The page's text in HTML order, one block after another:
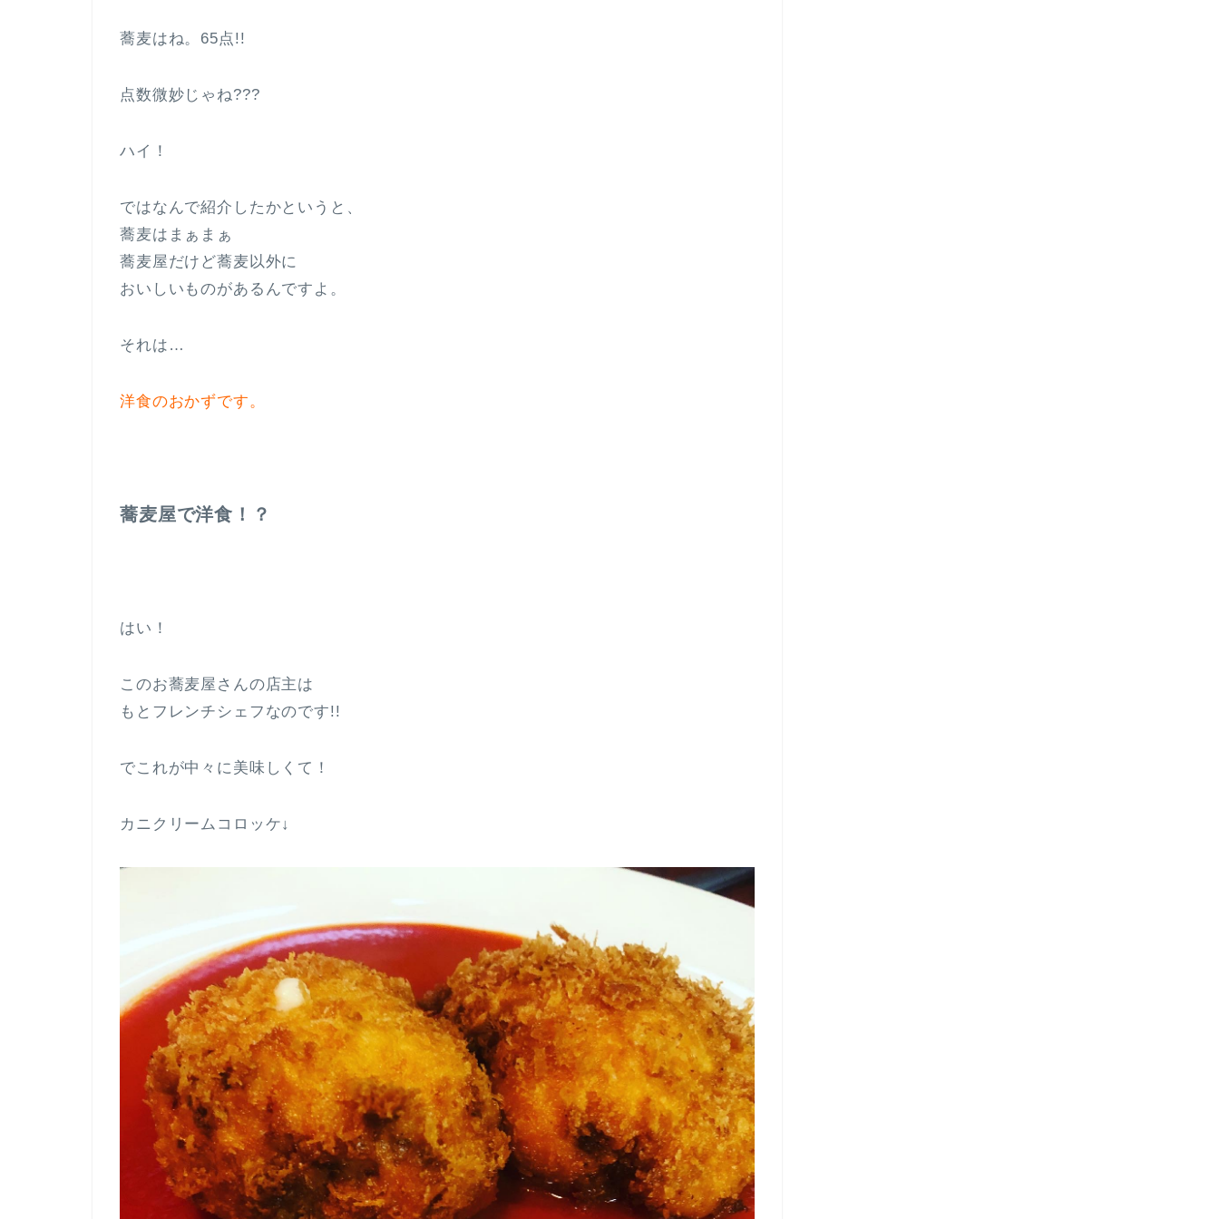
蕎麦はね。65点!!
点数微妙じゃね???
ハイ！
ではなんで紹介したかというと、
蕎麦はまぁまぁ
蕎麦屋だけど蕎麦以外に
おいしいものがあるんですよ。
それは…
洋食のおかずです。
蕎麦屋で洋食！？
はい！
このお蕎麦屋さんの店主は
もとフレンチシェフなのです!!
でこれが中々に美味しくて！
カニクリームコロッケ↓